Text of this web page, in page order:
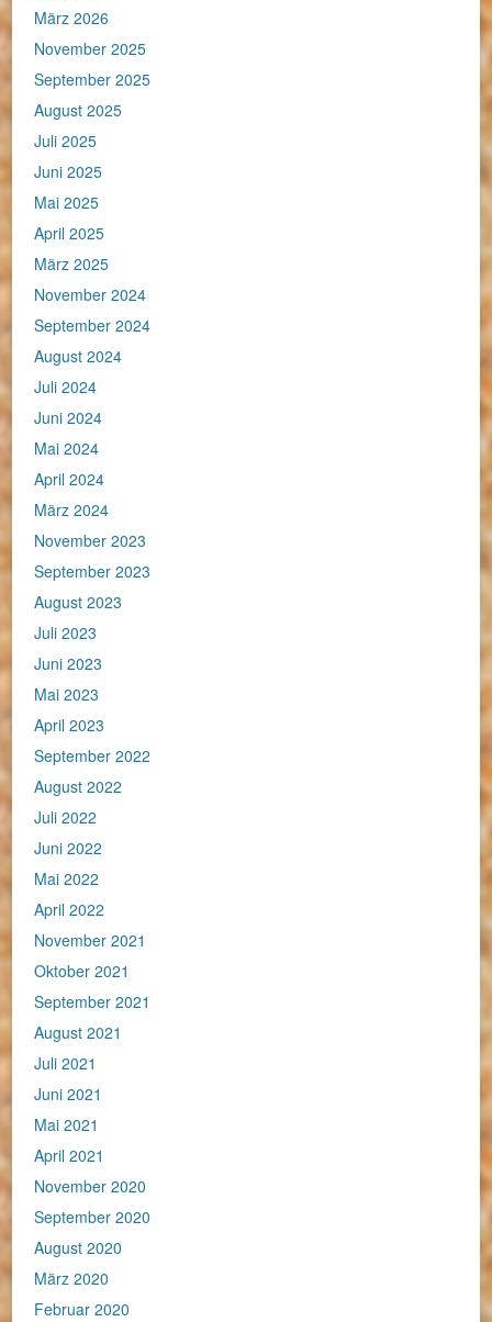
März 2026
November 2025
September 2025
August 2025
Juli 2025
Juni 2025
Mai 2025
April 2025
März 2025
November 2024
September 2024
August 2024
Juli 2024
Juni 2024
Mai 2024
April 2024
März 2024
November 2023
September 2023
August 2023
Juli 2023
Juni 2023
Mai 2023
April 2023
September 2022
August 2022
Juli 2022
Juni 2022
Mai 2022
April 2022
November 2021
Oktober 2021
September 2021
August 2021
Juli 2021
Juni 2021
Mai 2021
April 2021
November 2020
September 2020
August 2020
März 2020
Februar 2020